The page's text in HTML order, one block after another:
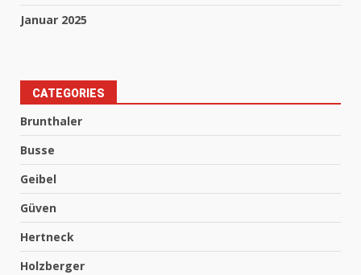
Januar 2025
CATEGORIES
Brunthaler
Busse
Geibel
Güven
Hertneck
Holzberger